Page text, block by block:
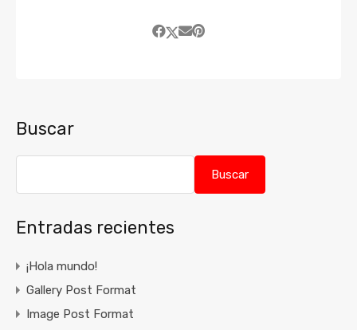
Buscar
Buscar
Entradas recientes
¡Hola mundo!
Gallery Post Format
Image Post Format